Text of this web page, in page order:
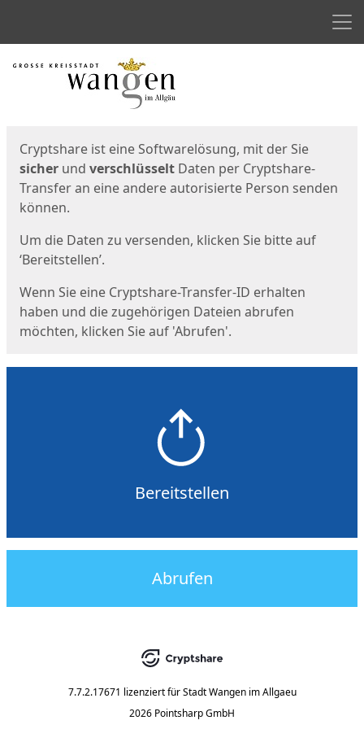
Start
Cryptshare ist eine Softwarelösung, mit der Sie
sicher und verschlüsselt Daten per Cryptshare-
Transfer an eine andere autorisierte Person senden
können.
Um die Daten zu versenden, klicken Sie bitte auf
‘Bereitstellen’.
Wenn Sie eine Cryptshare-Transfer-ID erhalten
haben und die zugehörigen Dateien abrufen
möchten, klicken Sie auf 'Abrufen'.
Bereitstellen
Abrufen
7.7.2.17671 lizenziert für Stadt Wangen im Allgaeu
2026 Pointsharp GmbH